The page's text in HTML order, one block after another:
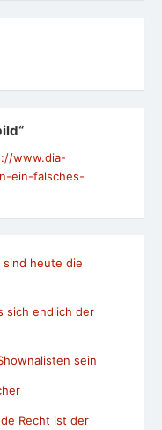
www.dia-
ein-falsches-
sind heute die
sich endlich der
sein
Recht ist der